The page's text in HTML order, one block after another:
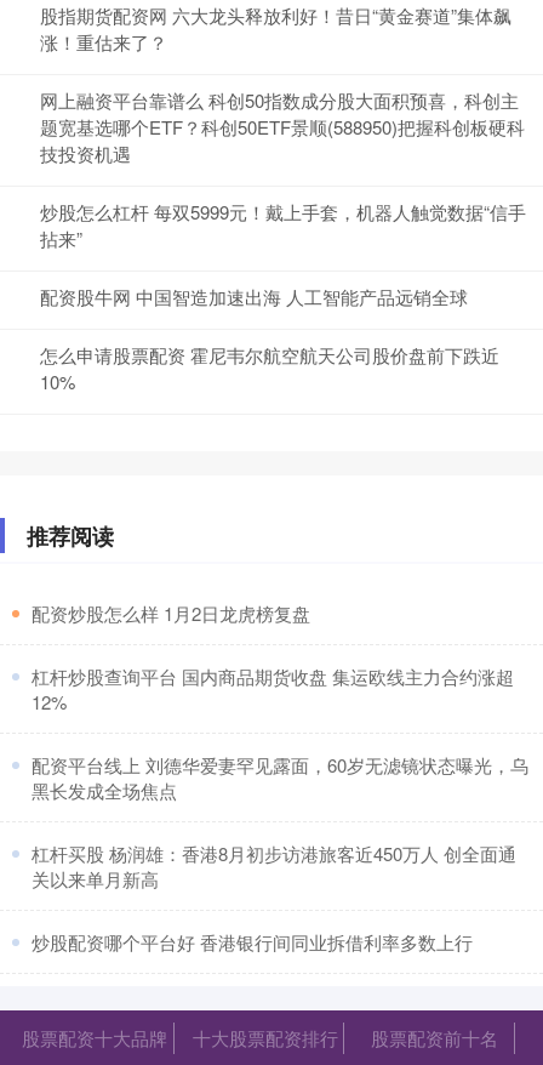
股指期货配资网 六大龙头释放利好！昔日“黄金赛道”集体飙
涨！重估来了？
网上融资平台靠谱么 科创50指数成分股大面积预喜，科创主
题宽基选哪个ETF？科创50ETF景顺(588950)把握科创板硬科
技投资机遇
炒股怎么杠杆 每双5999元！戴上手套，机器人触觉数据“信手
拈来”
配资股牛网 中国智造加速出海 人工智能产品远销全球
怎么申请股票配资 霍尼韦尔航空航天公司股价盘前下跌近
10%
推荐阅读
​配资炒股怎么样 1月2日龙虎榜复盘
​杠杆炒股查询平台 国内商品期货收盘 集运欧线主力合约涨超
12%
​配资平台线上 刘德华爱妻罕见露面，60岁无滤镜状态曝光，乌
黑长发成全场焦点
​杠杆买股 杨润雄：香港8月初步访港旅客近450万人 创全面通
关以来单月新高
​炒股配资哪个平台好 香港银行间同业拆借利率多数上行
股票配资十大品牌 十大股票配资排行 股票配资前十名